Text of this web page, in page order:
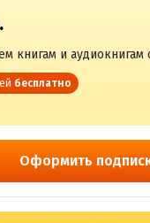
книгам и аудиокнигам
бесплатно
Оформить